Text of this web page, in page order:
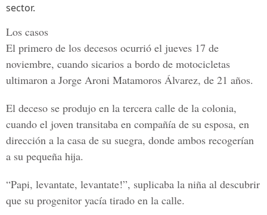
sector.
Los casos
El primero de los decesos ocurrió el jueves 17 de
noviembre, cuando sicarios a bordo de motocicletas
ultimaron a Jorge Aroni Matamoros Álvarez, de 21 años.
El deceso se produjo en la tercera calle de la colonia,
cuando el joven transitaba en compañía de su esposa, en
dirección a la casa de su suegra, donde ambos recogerían
a su pequeña hija.
“Papi, levantate, levantate!”, suplicaba la niña al descubrir
que su progenitor yacía tirado en la calle.